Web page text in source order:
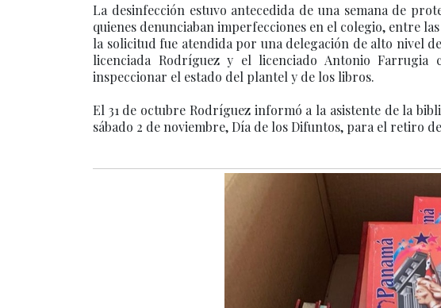
La desinfección estuvo antecedida de una semana de
quienes denunciaban imperfecciones en el colegio, entre
la solicitud fue atendida por una delegación de alto nivel
licenciada Rodríguez y el licenciado Antonio Farrugia
inspeccionar el estado del plantel y de los libros.
El 31 de octubre Rodríguez informó a la asistente de la
sábado 2 de noviembre, Día de los Difuntos, para el retiro